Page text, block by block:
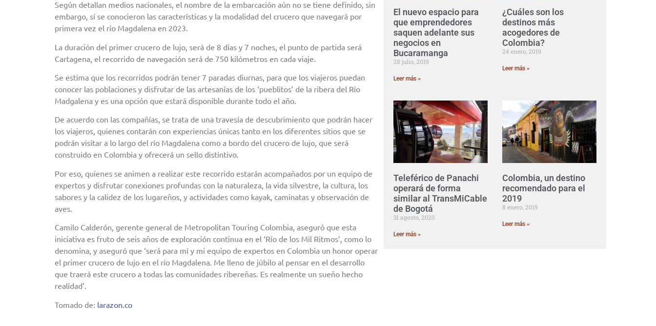
Según detallan medios nacionales, el nombre de la embarcación aún no se tiene definido, sin
embargo, sí se conocieron las características y la modalidad del crucero que navegará por
primera vez el río Magdalena en 2023.
La duración del primer crucero de lujo, será de 8 días y 7 noches, el punto de partida será
Cartagena, el recorrido de navegación será de 750 kilómetros en cada viaje.
Se estima que los recorridos podrán tener 7 paradas diurnas, para que los viajeros puedan
conocer las poblaciones y disfrutar de las artesanías de los ‘pueblitos’ de la ribera del Río
Madgalena y es una opción que estará disponible durante todo el año.
De acuerdo con las compañías, se trata de una travesía de descubrimiento que podrán hacer
los viajeros, quienes contarán con experiencias únicas tanto en los diferentes sitios que se
podrán visitar a lo largo del río Magdalena como a bordo del crucero de lujo, que será
construido en Colombia y ofrecerá un sello distintivo.
Por eso, quienes se animen a realizar este recorrido estarán acompañados por un equipo de
expertos y disfrutar conexiones profundas con la naturaleza, la vida silvestre, la cultura, los
sabores y la calidez de los lugareños, y actividades como kayak, caminatas y observación de
aves.
Camilo Calderón, gerente general de Metropolitan Touring Colombia, aseguró que esta
iniciativa es fruto de seis años de exploración continua en el ‘Río de los Mil Ritmos’, como lo
denomina, y aseguró que ‘será para mí y mi equipo de expertos en Colombia un honor operar
el primer crucero de lujo en el río Magdalena. Me lleno de júbilo al pensar en el desarrollo
que traerá este crucero a todas las comunidades ribereñas. Es realmente un sueño hecho
realidad’.
Tomado de: larazon.co
El nuevo espacio para
que emprendedores
saquen adelante sus
negocios en
Bucaramanga
28 julio, 2019
Leer más »
¿Cuáles son los
destinos más
acogedores de
Colombia?
24 enero, 2019
Leer más »
Teleférico de Panachi
operará de forma
similar al TransMiCable
de Bogotá
31 agosto, 2020
Leer más »
Colombia, un destino
recomendado para el
2019
8 enero, 2019
Leer más »